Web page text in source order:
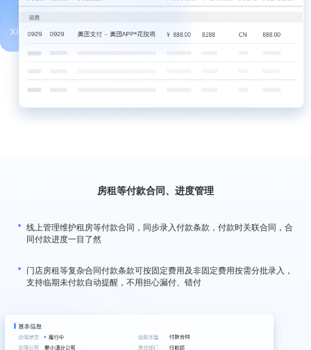
房租等付款合同、进度管理
线上管理维护租房等付款合同，同步录入付款条款，付款时关联合同，合
同付款进度一目了然
门店房租等复杂合同付款条款可按固定费用及非固定费用按需分批录入，
支持临期未付款自动提醒，不用担心漏付、错付